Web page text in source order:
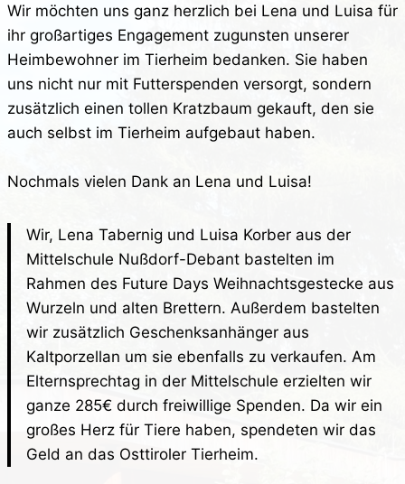
Wir möchten uns ganz herzlich bei Lena und Luisa für
ihr großartiges Engagement zugunsten unserer
Heimbewohner im Tierheim bedanken. Sie haben
uns nicht nur mit Futterspenden versorgt, sondern
zusätzlich einen tollen Kratzbaum gekauft, den sie
auch selbst im Tierheim aufgebaut haben.
Nochmals vielen Dank an Lena und Luisa!
Wir, Lena Tabernig und Luisa Korber aus der
Mittelschule Nußdorf-Debant bastelten im
Rahmen des Future Days Weihnachtsgestecke aus
Wurzeln und alten Brettern. Außerdem bastelten
wir zusätzlich Geschenksanhänger aus
Kaltporzellan um sie ebenfalls zu verkaufen. Am
Elternsprechtag in der Mittelschule erzielten wir
ganze 285€ durch freiwillige Spenden. Da wir ein
großes Herz für Tiere haben, spendeten wir das
Geld an das Osttiroler Tierheim.